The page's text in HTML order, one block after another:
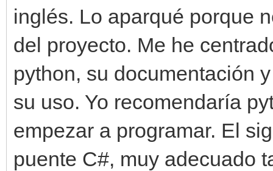
inglés. Lo aparqué porque
del proyecto. Me he
python, su documentación
su uso. Yo recomendaría
empezar a programar. El
puente C#, muy adecuado